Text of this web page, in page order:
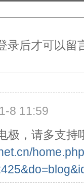
录后才可以留
8 11:59
极，请多支持